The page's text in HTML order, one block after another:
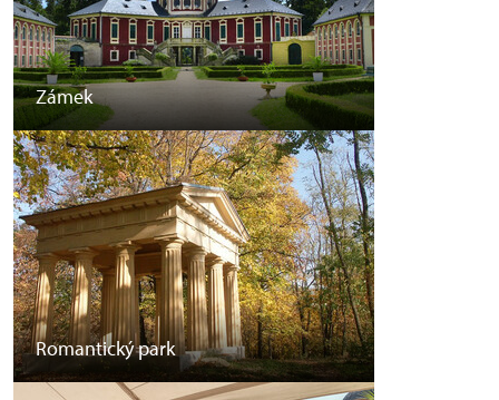
Zámek
Romantický park